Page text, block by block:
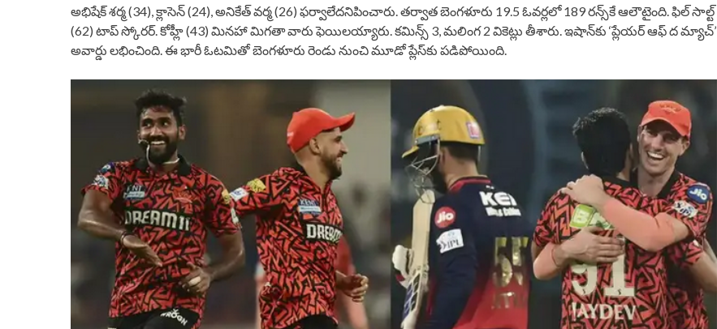
అభిషేక్‌‌‌‌ శర్మ (34), క్లాసెన్‌‌‌‌ (24), అనికేత్‌‌‌‌ వర్మ (26) ఫర్వాలేదనిపించారు. తర్వాత బెంగళూరు 19.5 ఓవర్లలో 189 రన్స్‌‌‌‌కే ఆలౌటైంది. ఫిల్‌‌‌‌ సాల్ట్‌‌‌‌
(62) టాప్‌‌‌‌ స్కోరర్‌‌‌‌. కోహ్లీ (43) మినహా మిగతా వారు ఫెయిలయ్యారు. కమిన్స్‌‌‌‌ 3, మలింగ 2 వికెట్లు తీశారు. ఇషాన్‌‌‌‌కు ‘ప్లేయర్‌‌‌‌ ఆఫ్‌‌‌‌ ద మ్యాచ్‌‌‌‌’
అవార్డు లభించింది. ఈ భారీ ఓటమితో బెంగళూరు రెండు నుంచి మూడో ప్లేస్‌కు పడిపోయింది.